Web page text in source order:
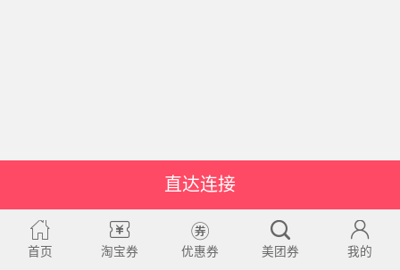
直达连接
首页 淘宝券 优惠券 美团券 我的